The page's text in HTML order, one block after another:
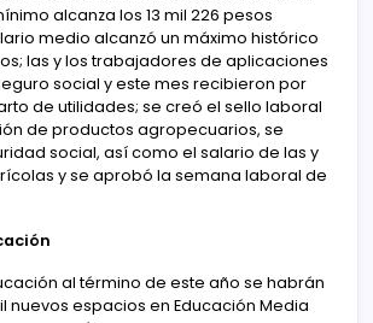
alcanza los 13 mil 226 pesos
medio alcanzó un máximo histórico
las y los trabajadores de aplicaciones
social y este mes recibieron por
de utilidades; se creó el sello laboral
de productos agropecuarios, se
social, así como el salario de las y
y se aprobó la semana laboral de
al término de este año se habrán
nuevos espacios en Educación Media